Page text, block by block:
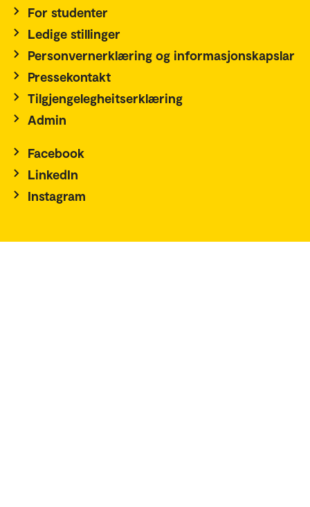
For studenter
Ledige stillinger
Personvernerklæring og informasjonskapslar
Pressekontakt
Tilgjengelegheitserklæring
Admin
Facebook
LinkedIn
Instagram